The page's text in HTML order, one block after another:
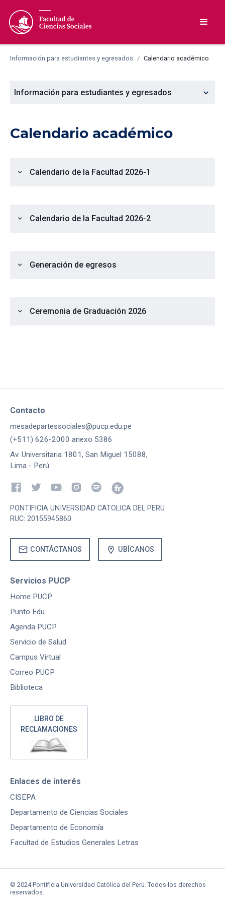
Información para estudiantes y egresados / Calendario académico
Información para estudiantes y egresados expand_more
Calendario académico
expand_more Calendario de la Facultad 2026-1
expand_more Calendario de la Facultad 2026-2
expand_more Generación de egresos
expand_more Ceremonia de Graduación 2026
Contacto
mesadepartessociales@pucp.edu.pe
(+511) 626-2000 anexo 5386
Av. Universitaria 1801, San Miguel 15088,
Lima - Perú
PONTIFICIA UNIVERSIDAD CATOLICA DEL PERU
RUC: 20155945860
mail CONTÁCTANOS location_on UBÍCANOS
Servicios PUCP
Home PUCP
Punto Edu
Agenda PUCP
Servicio de Salud
Campus Virtual
Correo PUCP
Biblioteca
LIBRO DE
RECLAMACIONES
Enlaces de interés
CISEPA
Departamento de Ciencias Sociales
Departamento de Economía
Facultad de Estudios Generales Letras
© 2024 Pontificia Universidad Católica del Perú. Todos los derechos
reservados..